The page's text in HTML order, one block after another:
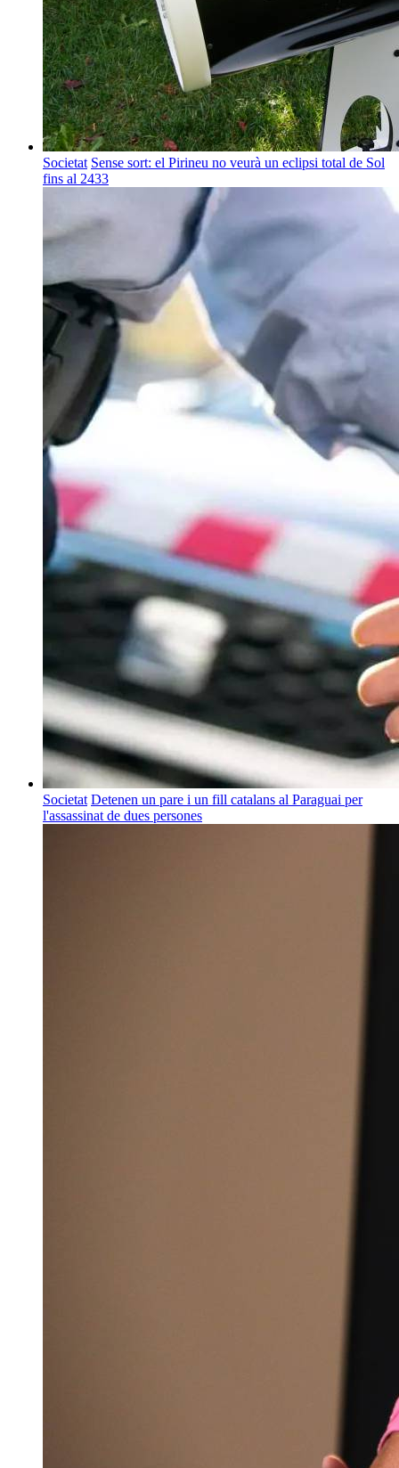
Societat Sense sort: el Pirineu no veurà un eclipsi total de Sol
fins al 2433
Societat Detenen un pare i un fill catalans al Paraguai per
l'assassinat de dues persones